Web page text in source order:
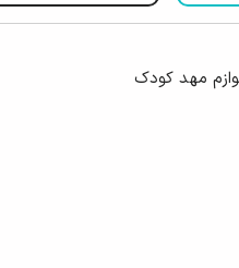
مهد کودک